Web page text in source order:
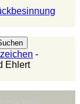
-
Ehlert